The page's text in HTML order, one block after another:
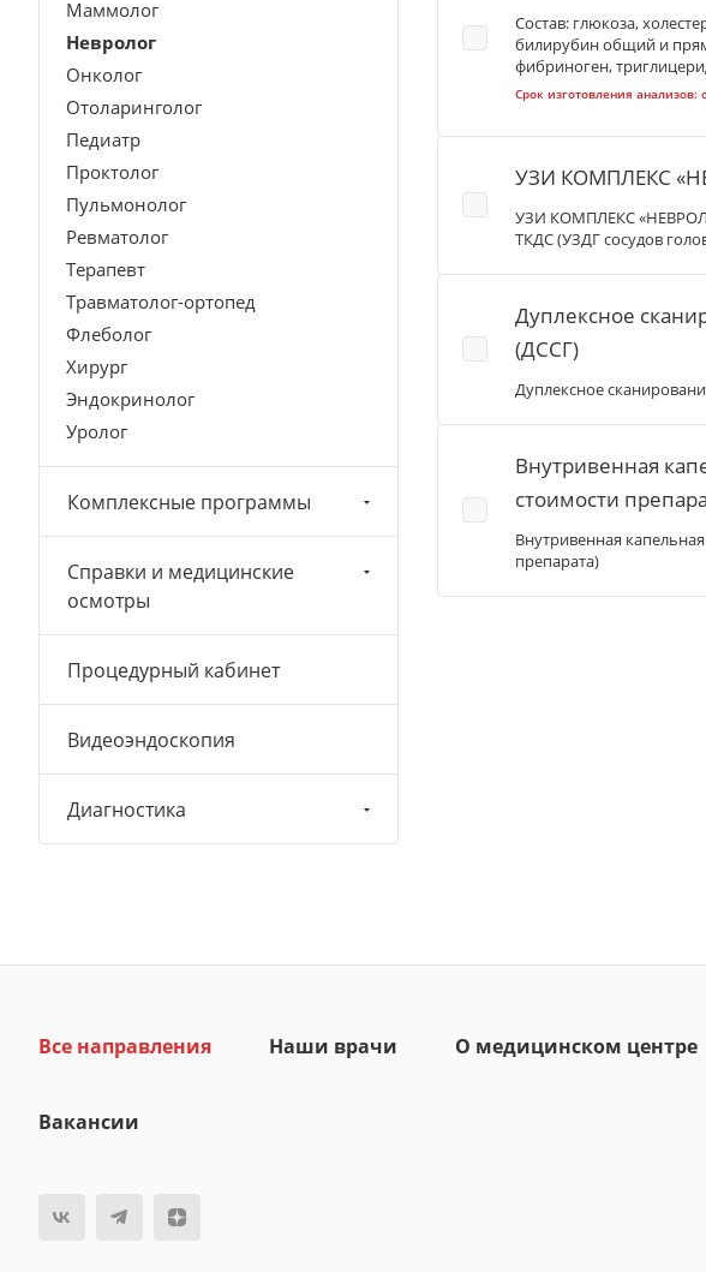
Состав: глюкоза,
билирубин общий и
фибриноген,
Срок изготовления анализов:
УЗИ КОМПЛЕКС
УЗИ КОМПЛЕКС
ТКДС (УЗДГ сосудов
Дуплексное
(ДССГ)
Дуплексное
Внутривенная
стоимости
Внутривенная
препарата)
Маммолог
Невролог
Онколог
Отоларинголог
Педиатр
Проктолог
Пульмонолог
Ревматолог
Терапевт
Травматолог-ортопед
Флеболог
Хирург
Эндокринолог
Уролог
Комплексные программы
Справки и медицинские
осмотры
Процедурный кабинет
Видеоэндоскопия
Диагностика
Все направления Наши врачи О медицинском центре
Вакансии